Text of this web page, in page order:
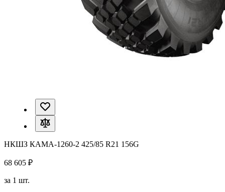
НКШЗ КАМА-1260-2 425/85 R21 156G
68 605 ₽
за 1 шт.